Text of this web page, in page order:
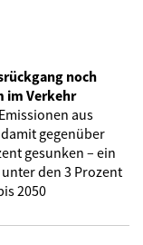
noch
im Verkehr
aus
gegenüber
gesunken – ein
den 3 Prozent
2050